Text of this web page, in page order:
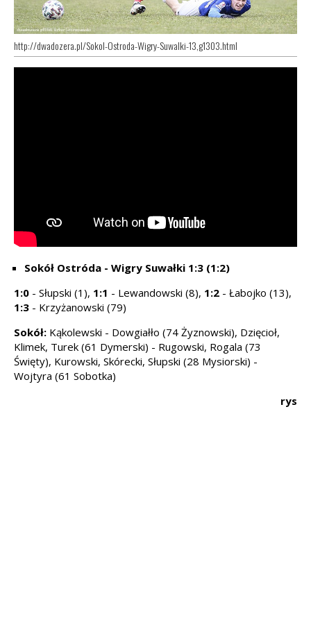
http://dwadozera.pl/Sokol-Ostroda-Wigry-Suwalki-13,g1303.html
Sokół Ostróda - Wigry Suwałki 1:3 (1:2)
1:0 - Słupski (1), 1:1 - Lewandowski (8), 1:2 - Łabojko (13),
1:3 - Krzyżanowski (79)
Sokół: Kąkolewski - Dowgiałło (74 Żyznowski), Dzięcioł,
Klimek, Turek (61 Dymerski) - Rugowski, Rogala (73
Święty), Kurowski, Skórecki, Słupski (28 Mysiorski) -
Wojtyra (61 Sobotka)
rys